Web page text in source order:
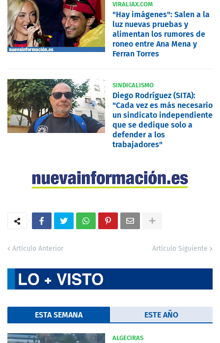
VIRALIAX.COM
"Hay imágenes": Salen a la
luz nuevas pruebas y
alimentan los rumores de
roneo entre Ana Mena y
Ferran Torres
SINDICALISMO
Diego Rodríguez (SITA):
"Cada vez es más necesario
un sindicato independiente
que se dedique solo a
defender a los
trabajadores"
Artículo Anterior Artículo Siguiente
ESTA SEMANA ESTE AÑO
ALGECIRAS